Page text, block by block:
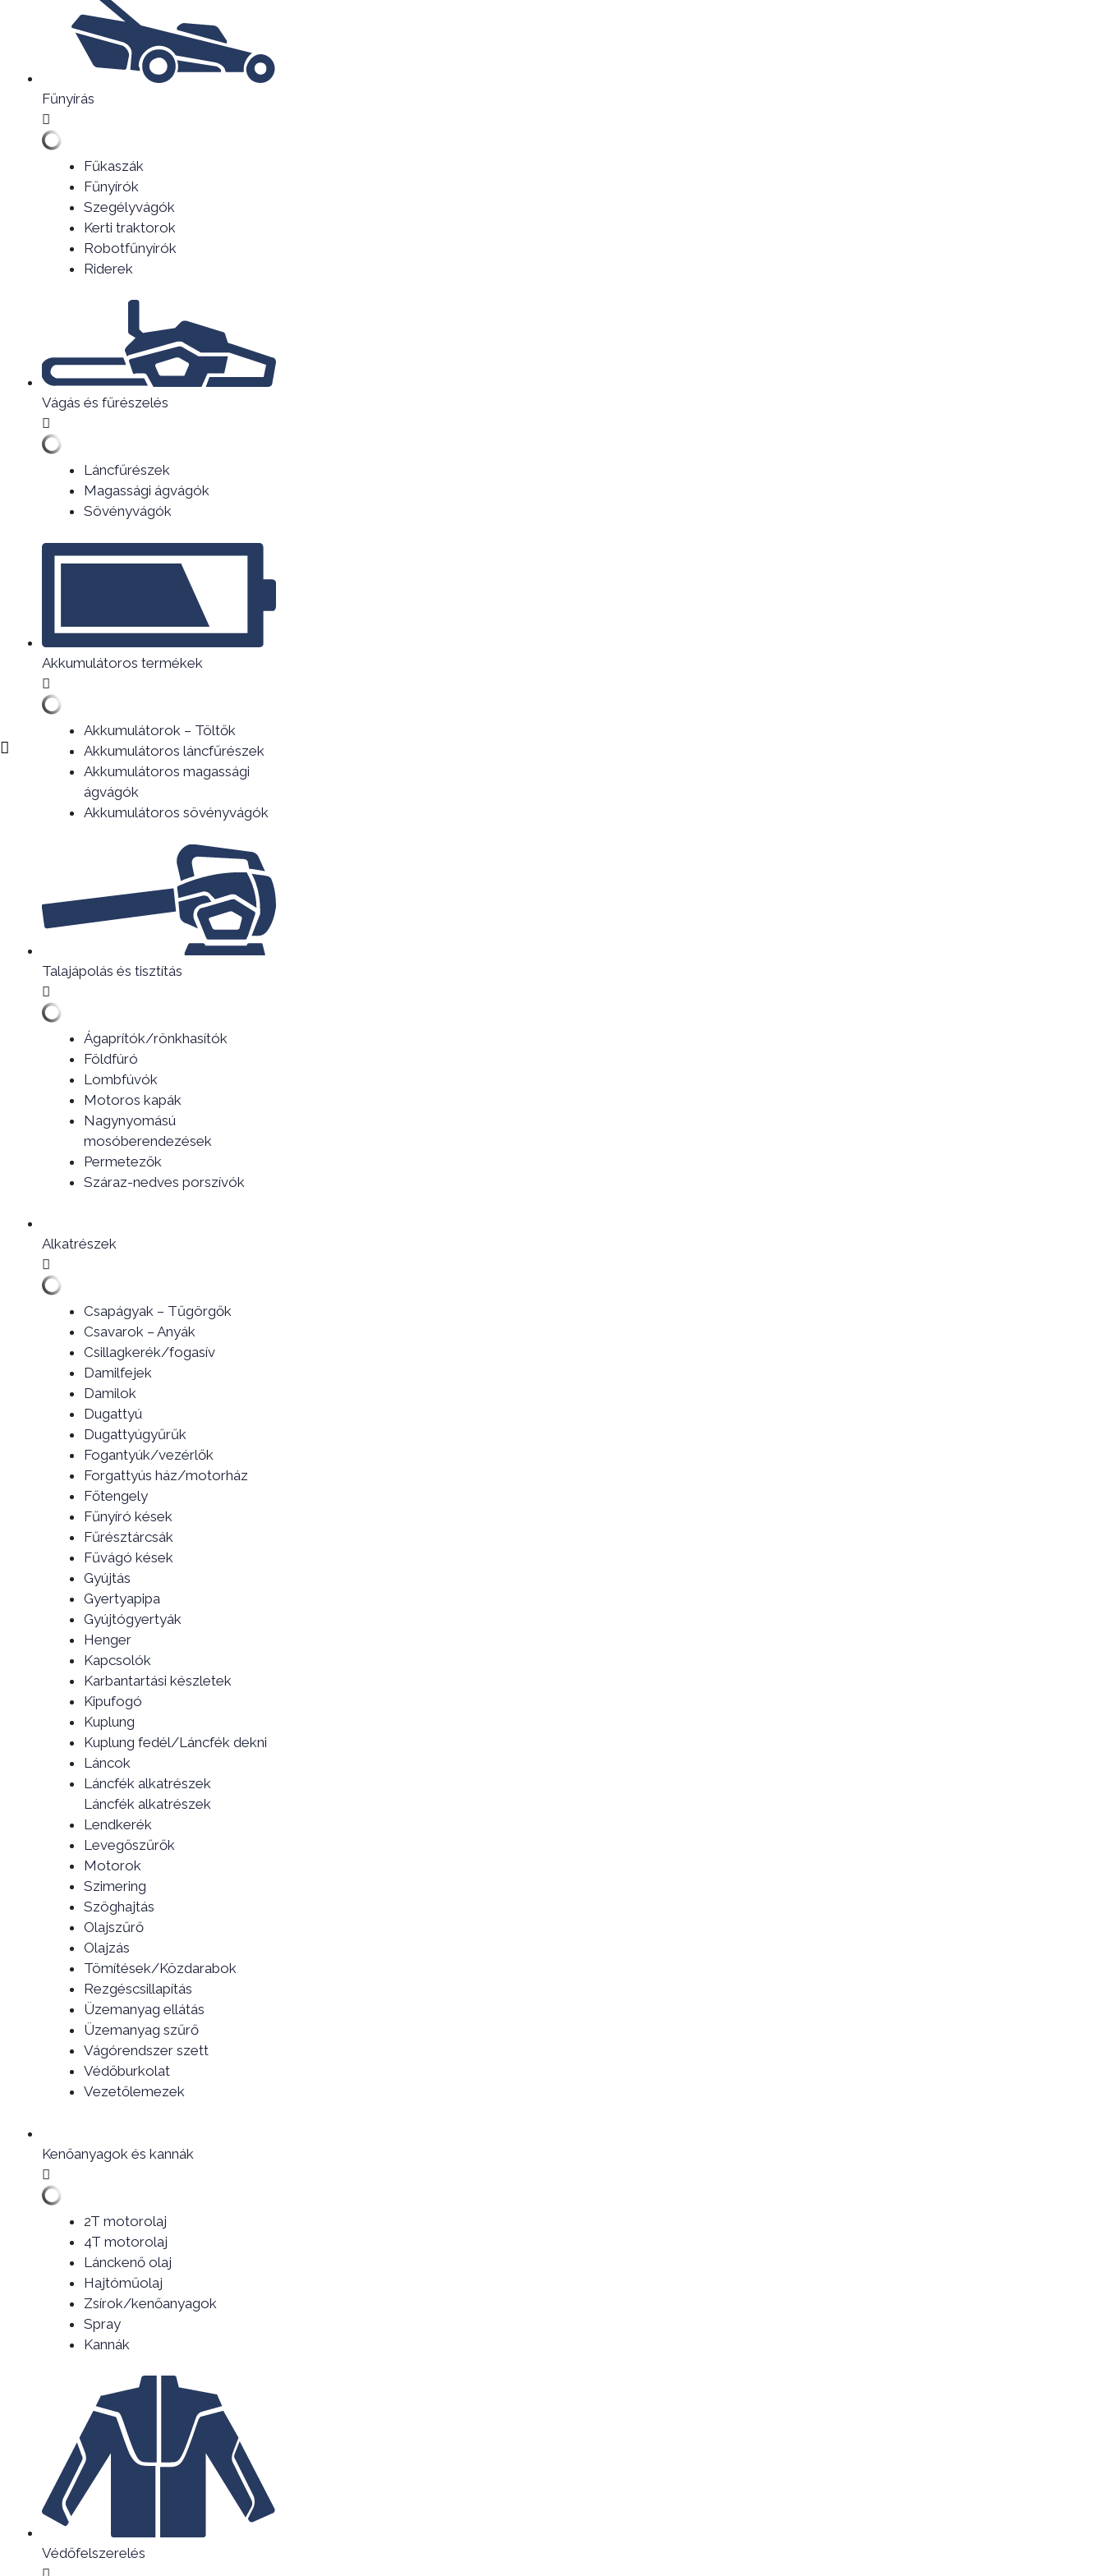
Fűnyírás
Fűkaszák
Fűnyírók
Szegélyvágók
Kerti traktorok
Robotfűnyírók
Riderek
Vágás és fűrészelés
Láncfűrészek
Magassági ágvágók
Sövényvágók
Akkumulátoros termékek
Akkumulátorok – Töltők
Akkumulátoros láncfűrészek
Akkumulátoros magassági
ágvágók
Akkumulátoros sövényvágók
Talajápolás és tisztítás
Ágaprítók/rönkhasítók
Földfúró
Lombfúvók
Motoros kapák
Nagynyomású
mosóberendezések
Permetezők
Száraz-nedves porszívók
Alkatrészek
Csapágyak – Tűgörgők
Csavarok – Anyák
Csillagkerék/fogasív
Damilfejek
Damilok
Dugattyú
Dugattyúgyűrűk
Fogantyúk/vezérlők
Forgattyús ház/motorház
Főtengely
Fűnyíró kések
Fűrésztárcsák
Fűvágó kések
Gyújtás
Gyertyapipa
Gyújtógyertyák
Henger
Kapcsolók
Karbantartási készletek
Kipufogó
Kuplung
Kuplung fedél/Láncfék dekni
Láncok
Láncfék alkatrészek
Láncfék alkatrészek
Lendkerék
Levegőszűrők
Motorok
Szimering
Szöghajtás
Olajszűrő
Olajzás
Tömítések/Közdarabok
Rezgéscsillapítás
Üzemanyag ellátás
Üzemanyag szűrő
Vágórendszer szett
Védőburkolat
Vezetőlemezek
Kenőanyagok és kannák
2T motorolaj
4T motorolaj
Lánckenő olaj
Hajtóműolaj
Zsírok/kenőanyagok
Spray
Kannák
Védőfelszerelés